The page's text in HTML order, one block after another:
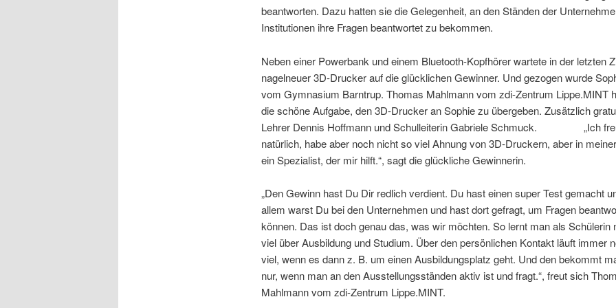
beantworten. Dazu hatten sie die Gelegenheit, an den Ständen der
Institutionen ihre Fragen beantwortet zu bekommen.
Neben einer Powerbank und einem Bluetooth-Kopfhörer wartete in der letzten
nagelneuer 3D-Drucker auf die glücklichen Gewinner. Und gezogen wurde
vom Gymnasium Barntrup. Thomas Mahlmann vom zdi-Zentrum Lippe.MINT
die schöne Aufgabe, den 3D-Drucker an Sophie zu übergeben. Zusätzlich
Lehrer Dennis Hoffmann und Schulleiterin Gabriele Schmuck. „Ich
natürlich, habe aber noch nicht so viel Ahnung von 3D-Druckern, aber in
ein Spezialist, der mir hilft.“, sagt die glückliche Gewinnerin.
„Den Gewinn hast Du Dir redlich verdient. Du hast einen super Test gemacht
allem warst Du bei den Unternehmen und hast dort gefragt, um Fragen
können. Das ist doch genau das, was wir möchten. So lernt man als Schülerin
viel über Ausbildung und Studium. Über den persönlichen Kontakt läuft immer
viel, wenn es dann z. B. um einen Ausbildungsplatz geht. Und den bekommt
nur, wenn man an den Ausstellungsständen aktiv ist und fragt.“, freut sich
Mahlmann vom zdi-Zentrum Lippe.MINT.